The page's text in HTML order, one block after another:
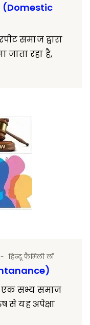
(Domestic
समाज द्वारा
जाता रहा है,
हिन्दू फैमिली लॉ
एक सभ्य समाज
से यह अपेक्षा